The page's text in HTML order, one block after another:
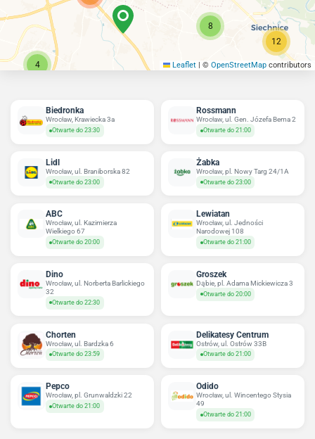
8
12
4 Leaflet | © OpenStreetMap contributors
Biedronka
Wrocław, Krawiecka 3a
Otwarte do 23:30
Rossmann
Wrocław, ul. Gen. Józefa Bema 2
Otwarte do 21:00
Lidl
Wrocław, ul. Braniborska 82
Otwarte do 23:00
Żabka
Wrocław, pl. Nowy Targ 24/1A
Otwarte do 23:00
ABC
Wrocław, ul. Kazimierza
Wielkiego 67
Otwarte do 20:00
Lewiatan
Wrocław, ul. Jedności
Narodowej 108
Otwarte do 21:00
Dino
Wrocław, ul. Norberta Barlickiego
32
Otwarte do 22:30
Groszek
Dąbie, pl. Adama Mickiewicza 3
Otwarte do 20:00
Chorten
Wrocław, ul. Bardzka 6
Otwarte do 23:59
Delikatesy Centrum
Ostrów, ul. Ostrów 33B
Otwarte do 21:00
Pepco
Wrocław, pl. Grunwaldzki 22
Otwarte do 21:00
Odido
Wrocław, ul. Wincentego Stysia
49
Otwarte do 21:00